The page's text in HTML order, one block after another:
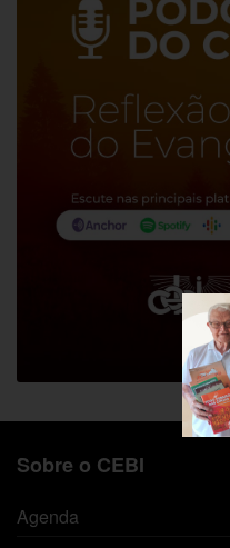
Sobre o CEBI
Agenda